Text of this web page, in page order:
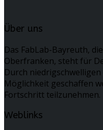
Über uns
Das FabLab-Bayreuth,
Oberfranken, steht für
Durch
Möglichkeit geschaffen
Fortschritt teilzunehmen.
Weblinks